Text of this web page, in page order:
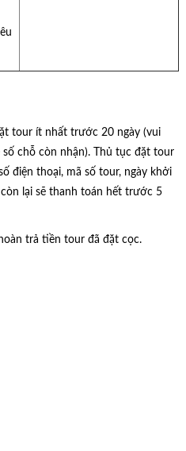
tour ít nhất trước 20 ngày (vui
số chỗ còn nhận). Thủ tục đặt tour
điện thoại, mã số tour, ngày khởi
lại sẽ thanh toán hết trước 5
trả tiền tour đã đặt cọc.